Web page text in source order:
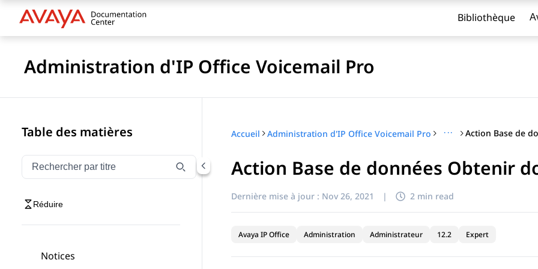
Bibliothèque
Administration d'IP Office Voicemail Pro
Table des matières
Filtrer la navigation par titre
Saisissez pour filtrer les éléments de navigation par titre
Réduire
Notices
Accueil Administration d'IP Office Voicemail Pro ···
Action Base de données Obtenir
Dernière mise à jour : Nov 26, 2021 | 2 min read
Avaya IP Office Administration Administrateur 12.2 Expert